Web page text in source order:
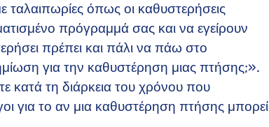
ταλαιπωρίες όπως οι καθυστερήσεις
πρόγραμμά σας και να εγείρουν
πρέπει και πάλι να πάω στο
για την καθυστέρηση μιας πτήσης;».
κατά τη διάρκεια του χρόνου που
για το αν μια καθυστέρηση πτήσης μπορεί